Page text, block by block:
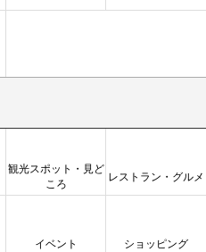
観光スポット・見ど
ころ
レストラン・グルメ
イベント ショッピング